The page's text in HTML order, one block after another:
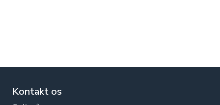
Kontakt os